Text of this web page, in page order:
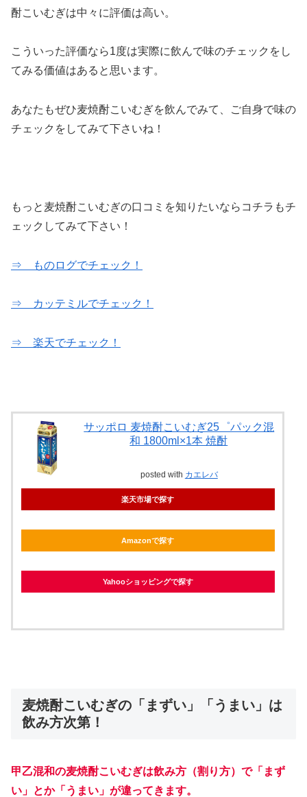
酎こいむぎは中々に評価は高い。
こういった評価なら1度は実際に飲んで味のチェックをし
てみる価値はあると思います。
あなたもぜひ麦焼酎こいむぎを飲んでみて、ご自身で味の
チェックをしてみて下さいね！
もっと麦焼酎こいむぎの口コミを知りたいならコチラもチ
ェックしてみて下さい！
⇒ ものログでチェック！
⇒ カッテミルでチェック！
⇒ 楽天でチェック！
サッポロ 麦焼酎こいむぎ25゜パック混
和 1800ml×1本 焼酎
posted with カエレバ
楽天市場で探す
Amazonで探す
Yahooショッピングで探す
麦焼酎こいむぎの「まずい」「うまい」は
飲み方次第！
甲乙混和の麦焼酎こいむぎは飲み方（割り方）で「まず
い」とか「うまい」が違ってきます。